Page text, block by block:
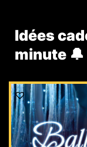
Idées
minute 🔔